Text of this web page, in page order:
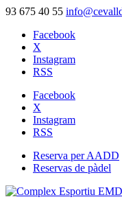
93 675 40 55
Facebook
X
Instagram
RSS
Facebook
X
Instagram
RSS
Reserva per AADD
Reservas de pàdel